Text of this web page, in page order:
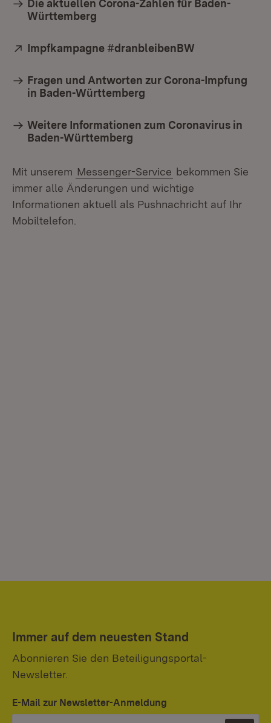
Die aktuellen Corona-Zahlen für Baden-
Württemberg
Extern:
Impfkampagne #dranbleibenBW
Fragen und Antworten zur Corona-Impfung
in Baden-Württemberg
Weitere Informationen zum Coronavirus in
Baden-Württemberg
Mit unserem Messenger-Service bekommen Sie
immer alle Änderungen und wichtige
Informationen aktuell als Pushnachricht auf Ihr
Mobiltelefon.
Immer auf dem neuesten Stand
Abonnieren Sie den Beteiligungsportal-
Newsletter.
E-Mail zur Newsletter-Anmeldung